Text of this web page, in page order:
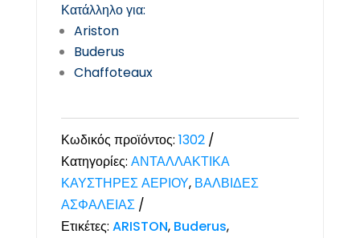
Κατάλληλο για:
Ariston
Buderus
Chaffoteaux
Κωδικός προϊόντος: 1302
Κατηγορίες: ΑΝΤΑΛΛΑΚΤΙΚΑ
ΚΑΥΣΤΗΡΕΣ ΑΕΡΙΟΥ, ΒΑΛΒΙΔΕΣ
ΑΣΦΑΛΕΙΑΣ
Ετικέτες: ARISTON, Buderus,